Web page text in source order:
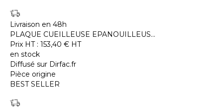
Livraison en 48h
PLAQUE CUEILLEUSE EPANOUILLEUS...
Prix HT : 153,40 € HT
en stock
Diffusé sur Dirfac.fr
Pièce origine
BEST SELLER